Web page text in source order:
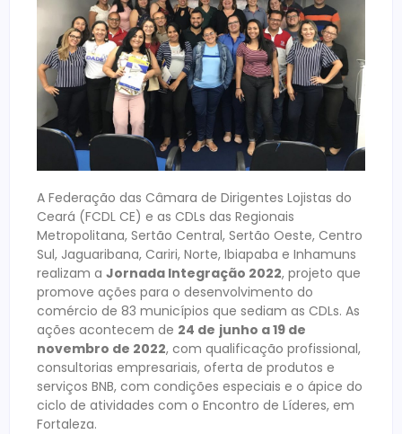
A Federação das Câmara de Dirigentes Lojistas do
Ceará (FCDL CE) e as CDLs das Regionais
Metropolitana, Sertão Central, Sertão Oeste, Centro
Sul, Jaguaribana, Cariri, Norte, Ibiapaba e Inhamuns
realizam a Jornada Integração 2022, projeto que
promove ações para o desenvolvimento do
comércio de 83 municípios que sediam as CDLs. As
ações acontecem de 24 de junho a 19 de
novembro de 2022, com qualificação profissional,
consultorias empresariais, oferta de produtos e
serviços BNB, com condições especiais e o ápice do
ciclo de atividades com o Encontro de Líderes, em
Fortaleza.